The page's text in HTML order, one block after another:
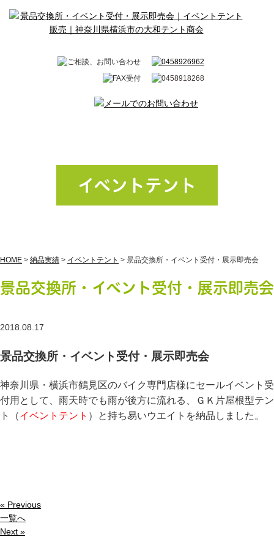
イベントテント
HOME > 納品実績 > イベントテント > 景品交換所・イベント受付・展示即売会
景品交換所・イベント受付・展示即売会
2018.08.17
景品交換所・イベント受付・展示即売会
神奈川県・横浜市鶴見区のバイク専門店様にセールイベント受
付用として、雨天時でも雨が後方に流れる、ＧＫ片屋根型テン
ト（イベントテント ）と持ち易いウエイトを納品しました。
« Previous
一覧へ
Next »